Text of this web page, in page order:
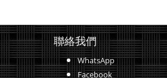
聯絡我們
WhatsApp
Facebook